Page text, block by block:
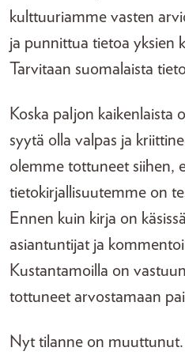
kulttuuriamme vasten
ja punnittua tietoa yksien
Tarvitaan suomalaista
Koska paljon kaikenlaista
syytä olla valpas ja
olemme tottuneet siihen,
tietokirjallisuutemme on
Ennen kuin kirja on
asiantuntijat ja
Kustantamoilla on
tottuneet arvostamaan
Nyt tilanne on